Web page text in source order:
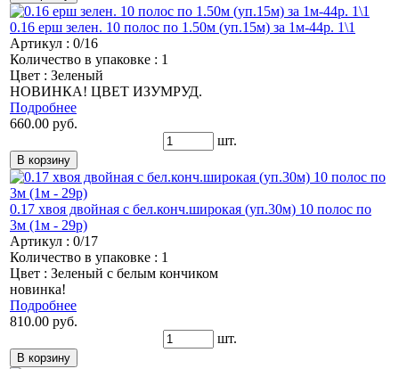
0.16 ерш зелен. 10 полос по 1.50м (уп.15м) за 1м-44р. 1\1
Артикул : 0/16
Количество в упаковке : 1
Цвет : Зеленый
НОВИНКА! ЦВЕТ ИЗУМРУД.
Подробнее
660.00 руб.
шт.
0.17 хвоя двойная с бел.конч.широкая (уп.30м) 10 полос по
3м (1м - 29р)
Артикул : 0/17
Количество в упаковке : 1
Цвет : Зеленый с белым кончиком
новинка!
Подробнее
810.00 руб.
шт.